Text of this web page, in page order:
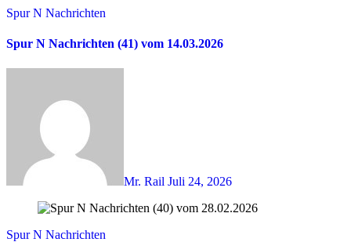
Spur N Nachrichten
Spur N Nachrichten (41) vom 14.03.2026
Mr. Rail Juli 24, 2026
Spur N Nachrichten